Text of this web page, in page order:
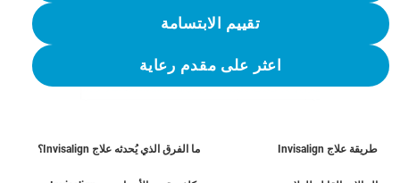
تقييم الابتسامة
اعثر على مقدم رعاية
طريقة علاج Invisalign ما الفرق الذي يُحدثه علاج Invisalign؟